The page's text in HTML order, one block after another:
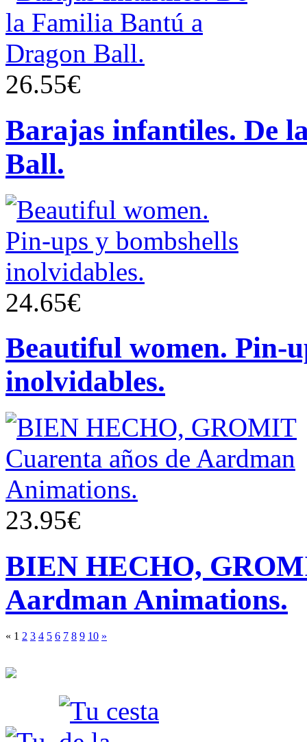
26.55€
Barajas infantiles. De
Ball.
24.65€
Beautiful women. Pin-
inolvidables.
23.95€
BIEN HECHO,
Aardman Animations.
« 1 2 3 4 5 6 7 8 9 10 »